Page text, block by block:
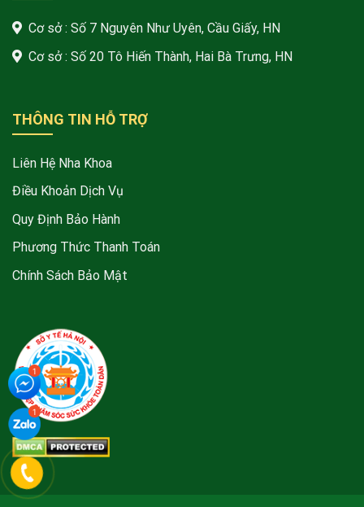
Cơ sở : Số 7 Nguyên Như Uyên, Cầu Giấy, HN
Cơ sở : Số 20 Tô Hiến Thành, Hai Bà Trưng, HN
THÔNG TIN HỖ TRỢ
Liên Hệ Nha Khoa
Điều Khoản Dịch Vụ
Quy Định Bảo Hành
Phương Thức Thanh Toán
Chính Sách Bảo Mật